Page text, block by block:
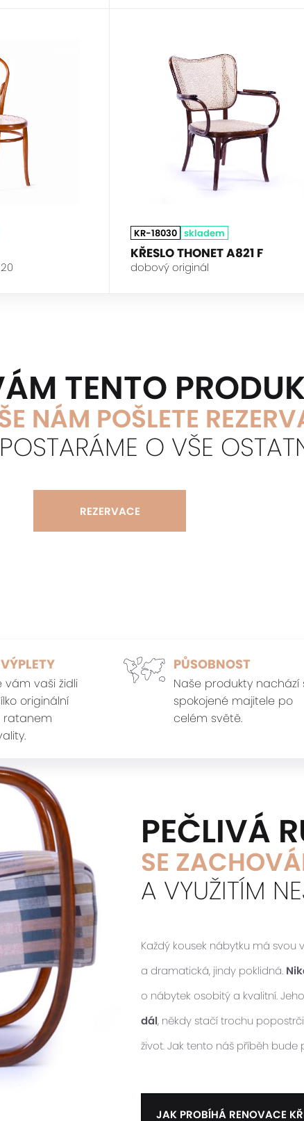
KR-18030 skladem
KŘESLO THONET A821 F
dobový originál
TENTO
NÁM POŠLETE
O VŠE
REZERVACE
vám vaši židli
originální
ratanem
PŮSOBNOST
Naše produkty nachází
spokojené majitele po
celém světě.
PEČLIVÁ
SE
A VYUŽITÍM
Každý kousek nábytku má svou
a dramatická, jindy poklidná.
o nábytek osobitý a kvalitní.
dál, někdy stačí trochu
život. Jak tento náš příběh bude
JAK PROBÍHÁ RENOVACE